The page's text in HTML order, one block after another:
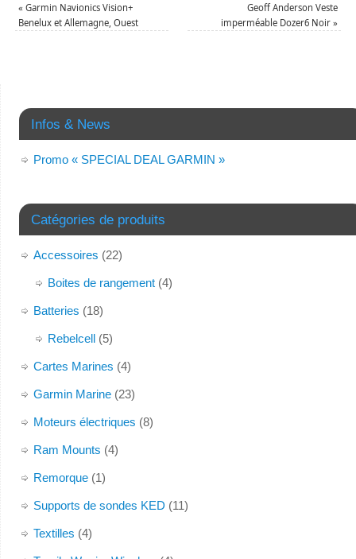
« Garmin Navionics Vision+
Benelux et Allemagne, Ouest
Geoff Anderson Veste
imperméable Dozer6 Noir»
Infos & News
Promo « SPECIAL DEAL GARMIN »
Catégories de produits
Accessoires (22)
Boites de rangement (4)
Batteries (18)
Rebelcell (5)
Cartes Marines (4)
Garmin Marine (23)
Moteurs électriques (8)
Ram Mounts (4)
Remorque (1)
Supports de sondes KED (11)
Textilles (4)